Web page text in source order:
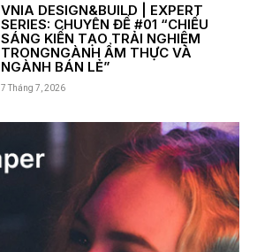
VNIA DESIGN&BUILD | EXPERT
SERIES: CHUYÊN ĐỀ #01 “CHIẾU
SÁNG KIẾN TẠO TRẢI NGHIỆM
TRONGNGÀNH ẨM THỰC VÀ
NGÀNH BÁN LẺ”
7 Tháng 7, 2026